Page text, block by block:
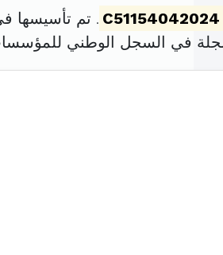
C51154042024 . تم تأسيسها في 7 ماي 2024 برأس مال
في السجل الوطني